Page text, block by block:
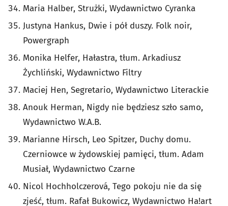
Maria Halber, Strużki, Wydawnictwo Cyranka
Justyna Hankus, Dwie i pół duszy. Folk noir,
Powergraph
Monika Helfer, Hałastra, tłum. Arkadiusz
Żychliński, Wydawnictwo Filtry
Maciej Hen, Segretario, Wydawnictwo Literackie
Anouk Herman, Nigdy nie będziesz szło samo,
Wydawnictwo W.A.B.
Marianne Hirsch, Leo Spitzer, Duchy domu.
Czerniowce w żydowskiej pamięci, tłum. Adam
Musiał, Wydawnictwo Czarne
Nicol Hochholczerová, Tego pokoju nie da się
zjeść, tłum. Rafał Bukowicz, Wydawnictwo Ha!art